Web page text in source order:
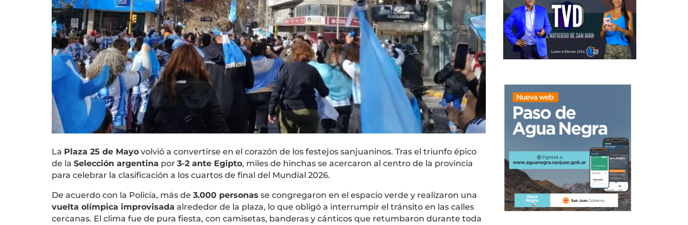
La Plaza 25 de Mayovolvió a convertirse en el corazón de los festejos sanjuaninos. Tras el triunfo épico
de la Selección argentina por 3-2 ante Egipto, miles de hinchas se acercaron al centro de la provincia
para celebrar la clasificación a los cuartos de final del Mundial 2026.
De acuerdo con la Policía, más de 3.000 personas se congregaron en el espacio verde y realizaron una
vuelta olímpica improvisada alrededor de la plaza, lo que obligó a interrumpir el tránsito en las calles
cercanas. El clima fue de pura fiesta, con camisetas, banderas y cánticos que retumbaron durante toda